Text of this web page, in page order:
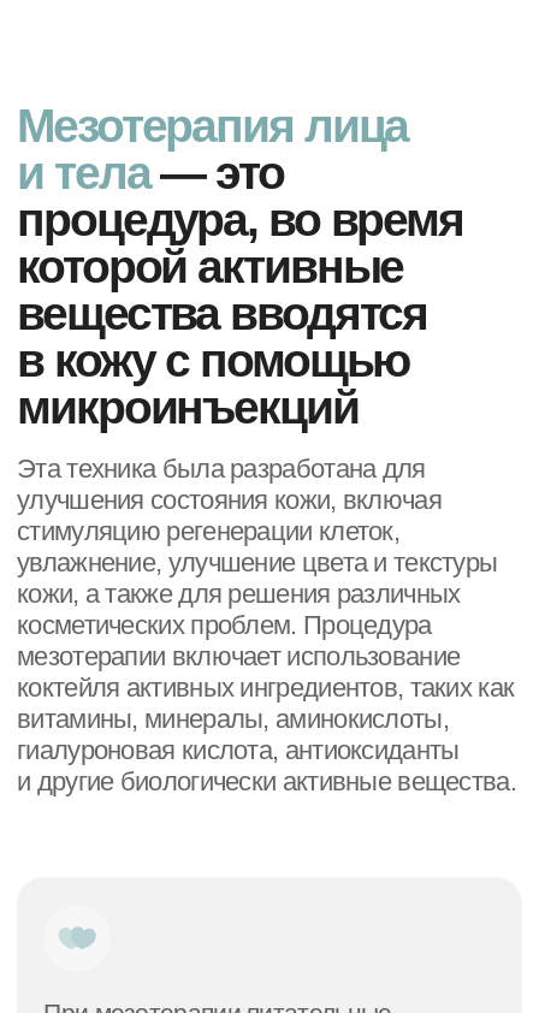
При мезотерапии питательные
вещества вводятся в кожу, что
способствует ее увлажнению
и питанию, улучшается тонус
и упругость кожи, а также сокращается
появление морщин и признаков
старения.
и способствует ее регенерации.
Активные вещества, вводимые в кожу,
помогают ускорить процессы
восстановления и заживления, улучшая
общее состояние кожи.